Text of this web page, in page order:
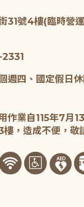
31號4樓(臨時營
週四、國定假日
作業自115年7月
，造成不便，敬